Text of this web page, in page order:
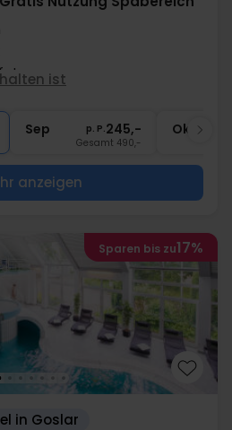
& Fitness
ist
Sep p. P.245,-
Gesamt 490,-
Okt
anzeigen
Sparen bis zu17%
in Goslar